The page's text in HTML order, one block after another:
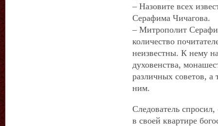
– Назовите всех
Серафима Чичагова.
– Митрополит
количество
неизвестны. К нему
духовенства,
различных советов, а
ним.
Следователь
в своей квартире